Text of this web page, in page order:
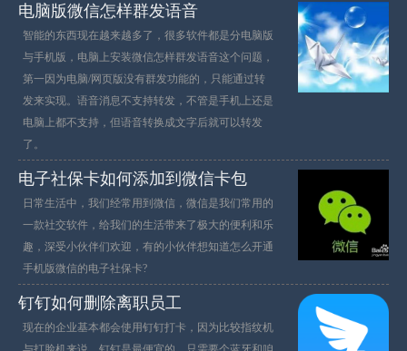
电脑版微信怎样群发语音
智能的东西现在越来越多了，很多软件都是分电脑版
与手机版，电脑上安装微信怎样群发语音这个问题，
第一因为电脑/网页版没有群发功能的，只能通过转
发来实现。语音消息不支持转发，不管是手机上还是
电脑上都不支持，但语音转换成文字后就可以转发
了。
电子社保卡如何添加到微信卡包
日常生活中，我们经常用到微信，微信是我们常用的
一款社交软件，给我们的生活带来了极大的便利和乐
趣，深受小伙伴们欢迎，有的小伙伴想知道怎么开通
手机版微信的电子社保卡?
钉钉如何删除离职员工
现在的企业基本都会使用钉钉打卡，因为比较指纹机